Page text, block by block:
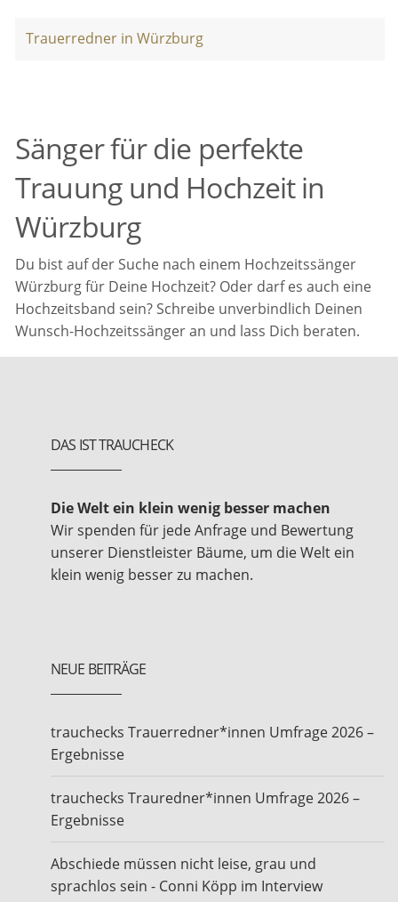
Trauerredner in Würzburg
Sänger für die perfekte
Trauung und Hochzeit in
Würzburg
Du bist auf der Suche nach einem Hochzeitssänger
Würzburg für Deine Hochzeit? Oder darf es auch eine
Hochzeitsband sein? Schreibe unverbindlich Deinen
Wunsch-Hochzeitssänger an und lass Dich beraten.
DAS IST TRAUCHECK
Die Welt ein klein wenig besser machen
Wir spenden für jede Anfrage und Bewertung
unserer Dienstleister Bäume, um die Welt ein
klein wenig besser zu machen.
NEUE BEITRÄGE
trauchecks Trauerredner*innen Umfrage 2026 –
Ergebnisse
trauchecks Trauredner*innen Umfrage 2026 –
Ergebnisse
Abschiede müssen nicht leise, grau und
sprachlos sein - Conni Köpp im Interview